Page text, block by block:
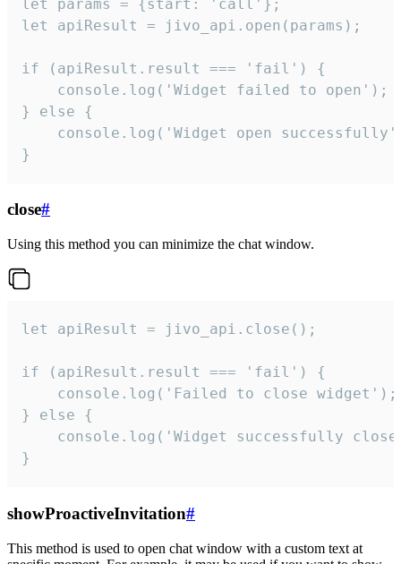
let params = {start: 'call'};
let apiResult = jivo_api.open(params);
if (apiResult.result === 'fail') {
    console.log('Widget failed to open');
} else {
console.log('Widget open
}
close#
Using this method you can minimize the chat window.
let apiResult = jivo_api.close();
if (apiResult.result === 'fail') {
    console.log('Failed to close widget');
} else {
console.log('Widget successfully
}
showProactiveInvitation#
This method is used to open chat window with a custom text at